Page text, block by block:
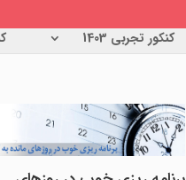
کنکور تجربی 1403